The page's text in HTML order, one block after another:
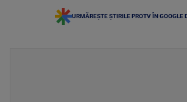
URMĂREȘTE ȘTIRILE PROTV ÎN GOOGLE